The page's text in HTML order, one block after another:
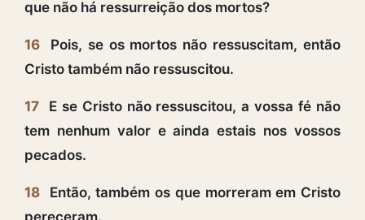
que não há ressurreição dos mortos?
16
Pois, se os mortos não ressuscitam, então
Cristo também não ressuscitou.
17
E se Cristo não ressuscitou, a vossa fé não
tem nenhum valor e ainda estais nos vossos
pecados.
18
Então, também os que morreram em Cristo
pereceram.